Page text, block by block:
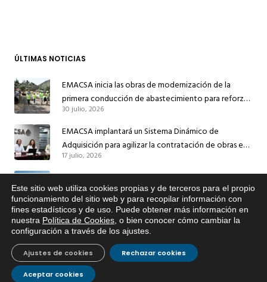
ÚLTIMAS NOTICIAS
EMACSA inicia las obras de modernización de la
primera conducción de abastecimiento para reforzar
el suministro de agua de Córdoba
30 julio, 2026
EMACSA implantará un Sistema Dinámico de
Adquisición para agilizar la contratación de obras en
sus redes e instalaciones
17 julio, 2026
EMACSA inicia hoy las obras de una nueva arteria de
abastecimiento y una red de agua no potable en
Ingeniero Ruiz de Azúa
13 julio, 2026
Caracterización ZA Córdoba Red Quemadas- 1ª Sem
2026
9 julio, 2026
Caracterización ZA Córdoba Red Carrera Caballo-1º
Este sitio web utiliza cookies propias y de terceros para el propio
funcionamiento del sitio web y para recopilar información con
fines estadísticos y de uso. Puede obtener más información en
nuestra Política de Cookies , o bien conocer cómo cambiar la
configuración a través de los ajustes
Aceptar cookies
Rechazar cookies
Ajustes de cookies
Si tiene cualquier duda sobre
EMACSA, haga click abajo.